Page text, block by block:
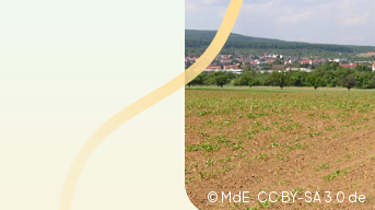
© MdE ,CC BY-SA 3.0 de